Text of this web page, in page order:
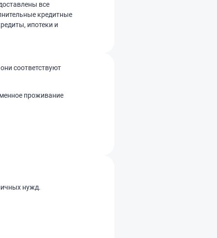
все
кредитные
ипотеки и
соответствуют
проживание
нужд.